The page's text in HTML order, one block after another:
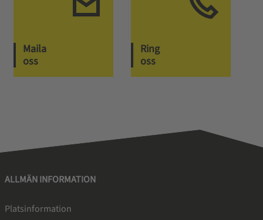
Maila
oss
Ring
oss
ALLMÄN INFORMATION
Platsinformation